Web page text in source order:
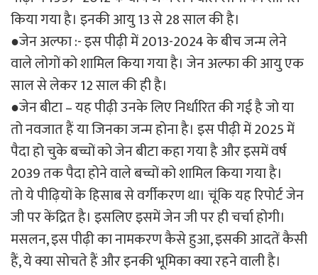
किया गया है। इनकी आयु 13 से 28 साल की है।
●जेन अल्फा :- इस पीढ़ी में 2013-2024 के बीच जन्म लेने
वाले लोगों को शामिल किया गया है। जेन अल्फा की आयु एक
साल से लेकर 12 साल की ही है।
●जेन बीटा – यह पीढ़ी उनके लिए निर्धारित की गई है जो या
तो नवजात हैं या जिनका जन्म होना है। इस पीढ़ी में 2025 में
पैदा हो चुके बच्चों को जेन बीटा कहा गया है और इसमें वर्ष
2039 तक पैदा होने वाले बच्चों को शामिल किया गया है।
तो ये पीढ़ियों के हिसाब से वर्गीकरण था। चूंकि यह रिपोर्ट जेन
जी पर केंद्रित है। इसलिए इसमें जेन जी पर ही चर्चा होगी।
मसलन, इस पीढ़ी का नामकरण कैसे हुआ, इसकी आदतें कैसी
हैं, ये क्या सोचते हैं और इनकी भूमिका क्या रहने वाली है।